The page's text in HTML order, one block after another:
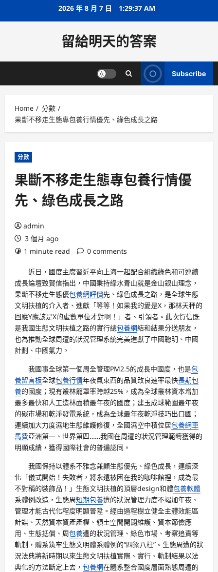
2026 年 8 月 7 日 1:29:37 AM
留給明天的答案
Subscribe
Home
分數
果斷不移走生態專包養行情優先、綠色成長之路
分數
果斷不移走生態專包養行情優
先、綠色成長之路
admin
3 個月 ago
1 minute read
0 comments
近日，國度主席習近平向上海一起配合組織綠色和可連續
成長論壇致賀信指出，中國秉持綠水青山就是金山銀山理念，
果斷不移走生態優包養網評價先、綠色成長之路，是全球生態
文明扶植的介入者、進獻「等等！如果我的愛是X，那林天秤的
回應Y應該是X的虛數單位才對啊！」者、引領者。此次賀信既
是我國生態文明扶植之路的實行總包養網結和結果分送朋友，
也為推動全球周遭的狀況管理系統完美進獻了中國聰明、中國
計劃、中國氣力。
我國事全球第一個周全管理PM2.5的成長中國度，也是包
養留言板全球包養行情年夜氣東西的品質改良速率最快長期包
養的國度；現有叢林籠罩率跨越25%，成為全球叢林資本增加
最多最快和人工造林面積最年夜的國度；建玉成球範圍最年夜
的碳市場和乾淨發電系統，成為全球最年夜乾淨技巧出口國；
連續加大力度濕地生態維護修復，全國濕空中積位居包養網車
馬費亞洲第一、世界第四……我國在周遭的狀況管理範疇獲得的
明顯成績，獲得國際社會的普遍認同。
我國保持以體系不雅念兼顧生態優先、綠色成長，連續深
化「儀式開始！失敗者，將永遠被困在我的咖啡館裡，成為最
不對稱的裝飾品！」生態文明扶植的頂層design和體包養軟體
系體例改造，生態周短期包養遭的狀況管理力度不竭加年夜、
管理才能古代化程度明顯晉陞。經由過程樹立健全主體效能區
計謀、天然資本資產產權、領土空間開闢維護、資本節儉應
用、生態抵償、周包養遭的狀況管理、綠色市場、考察追責等
軌制，體系筑牢生態文明體系體例的“四梁八柱”。生態周遭的狀
況法典將新時期以來生態文明扶植實際、實行、軌制結果以法
典化的方法斷定上去， 包養網在體系整合國度層面熟態周遭的